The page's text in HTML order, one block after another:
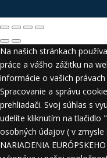
Na našich stránkach
práce a vášho zážitku na
informácie o vašich
Spracovanie a správu
prehliadači. Svoj súhlas s
udelíte kliknutím na tlačidlo
osobných údajov ( v zmysle
NARIADENIA